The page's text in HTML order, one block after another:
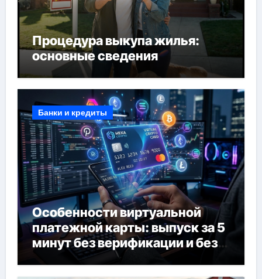
Процедура выкупа жилья:
основные сведения
Банки и кредиты
Особенности виртуальной
платежной карты: выпуск за 5
минут без верификации и без
банков, пополнение в USDT